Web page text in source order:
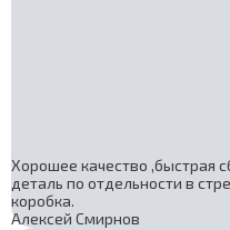
Хорошее качество ,быстрая
деталь по отдельности в
коробка.
Алексей Смирнов